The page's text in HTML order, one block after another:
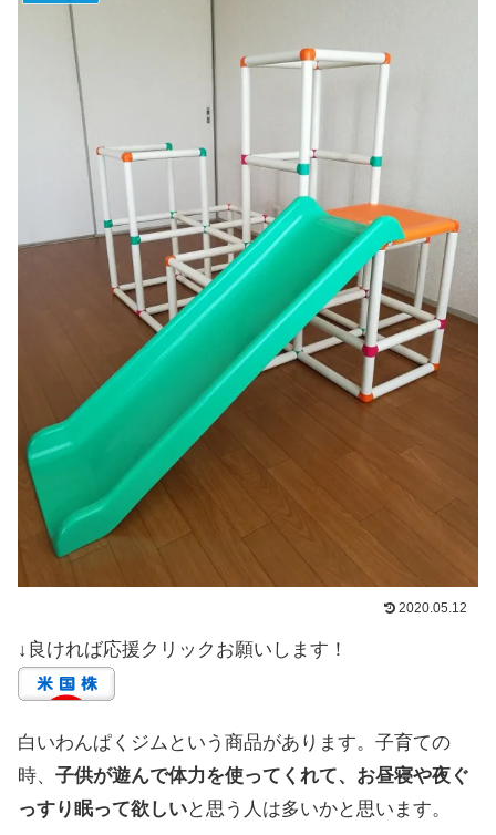
2020.05.12
↓良ければ応援クリックお願いします！
白いわんぱくジムという商品があります。子育ての
時、 子供が遊んで体力を使ってくれて、お昼寝や夜ぐ
っすり眠って欲しいと思う人は多いかと思います。